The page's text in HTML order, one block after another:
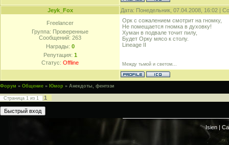
Jeyk_Fox Дата: Понедельник, 07.04.2008, 16:02 |
Freelancer
Группа: Проверенные
Сообщений: 263
Награды: 0
Репутация: 1
Статус: Offline
Орк с сожалением смотрит на гномку,
Не помещается гномка в духовку!
Хуман в подвале точит пилу,
Будет Орку мясо к столу.
Lineage II
Между тьмой и светом...
Форум » Общение » Юмор » Анекдоты, фентэзи
Страница 1 из 1 1
Isien |